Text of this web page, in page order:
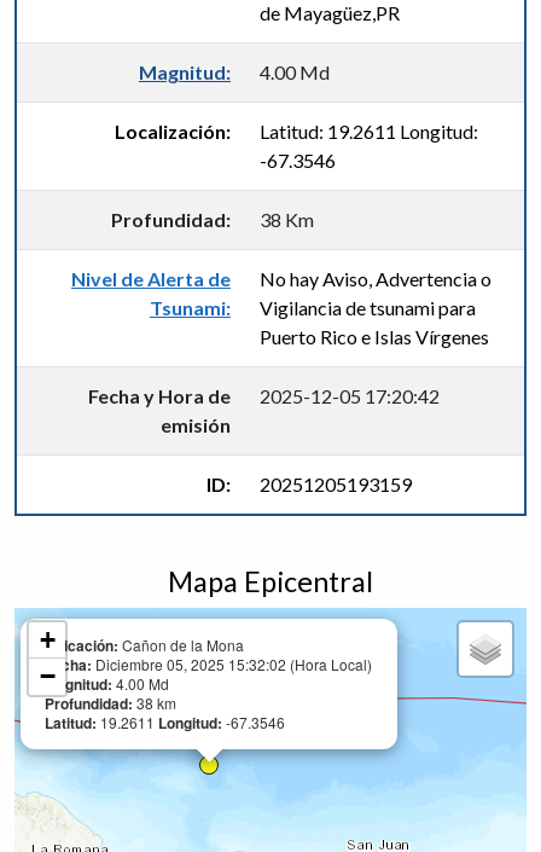
de Mayagüez,PR
Magnitud: 4.00 Md
Localización:
Latitud: 19.2611 Longitud:
-67.3546
Profundidad: 38 Km
Nivel de Alerta de
Tsunami:
No hay Aviso, Advertencia o
Vigilancia de tsunami para
Puerto Rico e Islas Vírgenes
Fecha y Hora de
emisión
2025-12-05 17:20:42
ID: 20251205193159
Mapa Epicentral
Ubicación: Cañon de la Mona
Fecha: Diciembre 05, 2025 15:32:02 (Hora Local)
Magnitud: 4.00 Md
Profundidad: 38 km
Latitud: 19.2611 Longitud: -67.3546
+
−